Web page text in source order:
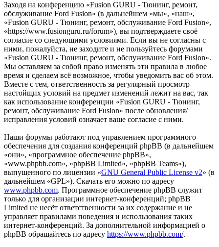
Заходя на конференцию «Fusion GURU - Тюнинг, ремонт,
обслуживание Ford Fusion» (в дальнейшем «мы», «наш»,
«Fusion GURU - Тюнинг, ремонт, обслуживание Ford Fusion»,
«https://www.fusionguru.ru/forum»), вы подтверждаете своё
согласие со следующими условиями. Если вы не согласны с
ними, пожалуйста, не заходите и не пользуйтесь форумами
«Fusion GURU - Тюнинг, ремонт, обслуживание Ford Fusion».
Мы оставляем за собой право изменять эти правила в любое
время и сделаем всё возможное, чтобы уведомить вас об этом.
Вместе с тем, ответственность за регулярный просмотр
настойщих условий на предмет изменений лежит на вас, так
как использование конференции «Fusion GURU - Тюнинг,
ремонт, обслуживание Ford Fusion» после обновления/
исправления условий означает ваше согласие с ними.
Наши форумы работают под управлением программного
обеспечения для создания конференций phpBB (в дальнейшем
«они», «программное обеспечение phpBB»,
«www.phpbb.com», «phpBB Limited», «phpBB Teams»),
выпущенного по лицензии «GNU General Public License v2» (в
дальнейшем «GPL»). Скачать его можно по адресу
www.phpbb.com. Программное обеспечение phpBB служит
только для организации интернет-конференций; phpBB
Limited не несёт ответственности за их содержание и не
управляет правилами поведения и использования таких
интернет-конференций. За дополнительной информацией о
phpBB обращайтесь по адресу https://www.phpbb.com/.